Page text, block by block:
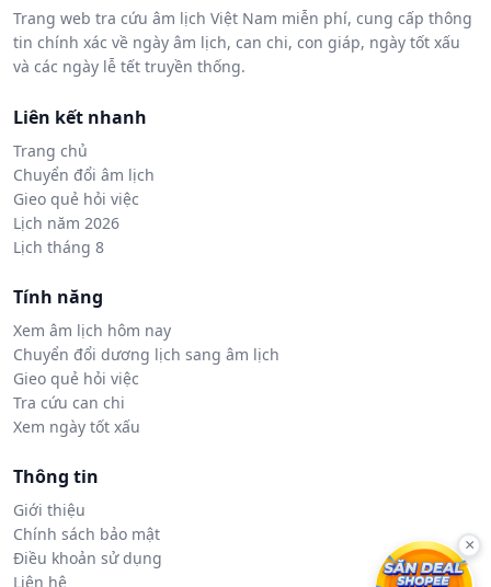
Trang web tra cứu âm lịch Việt Nam miễn phí, cung cấp thông
tin chính xác về ngày âm lịch, can chi, con giáp, ngày tốt xấu
và các ngày lễ tết truyền thống.
Liên kết nhanh
Trang chủ
Chuyển đổi âm lịch
Gieo quẻ hỏi việc
Lịch năm 2026
Lịch tháng 8
Tính năng
Xem âm lịch hôm nay
Chuyển đổi dương lịch sang âm lịch
Gieo quẻ hỏi việc
Tra cứu can chi
Xem ngày tốt xấu
Thông tin
Giới thiệu
Chính sách bảo mật
Điều khoản sử dụng
Liên hệ
×